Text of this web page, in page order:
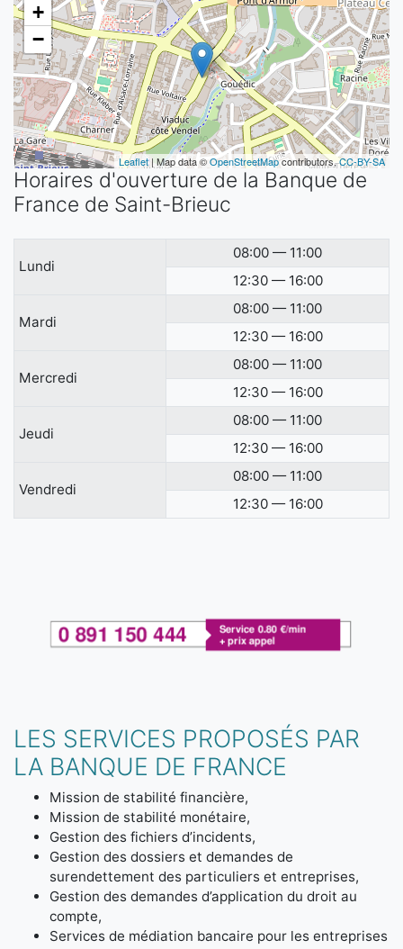
+
−
Leaflet| Map data ©OpenStreetMapcontributors,CC-BY-SA
Horaires d'ouverture de la Banque de
France de Saint-Brieuc
Lundi
08:00 — 11:00
12:30 — 16:00
Mardi
08:00 — 11:00
12:30 — 16:00
Mercredi
08:00 — 11:00
12:30 — 16:00
Jeudi
08:00 — 11:00
12:30 — 16:00
Vendredi
08:00 — 11:00
12:30 — 16:00
LES SERVICES PROPOSÉS PAR
LA BANQUE DE FRANCE
Mission de stabilité financière,
Mission de stabilité monétaire,
Gestion des fichiers d’incidents,
Gestion des dossiers et demandes de
surendettement des particuliers et entreprises,
Gestion des demandes d’application du droit au
compte,
Services de médiation bancaire pour les entreprises